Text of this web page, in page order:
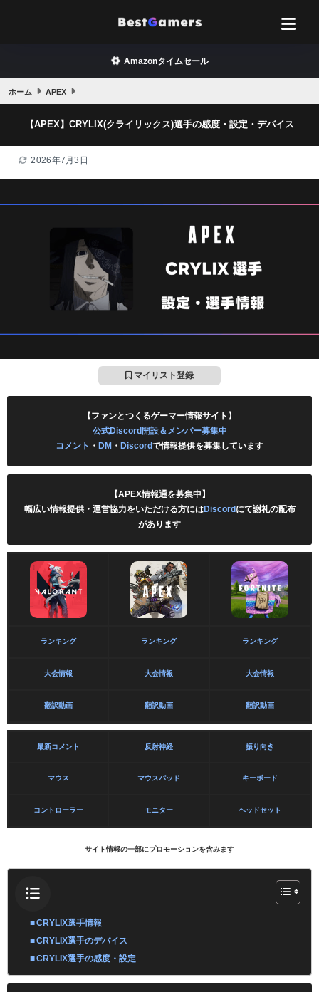
Amazonタイムセール
ホーム APEX
【APEX】CRYLIX(クライリックス)選手の感度・設定・デバイス
2026年7月3日
マイリスト登録
【ファンとつくるゲーマー情報サイト】
公式Discord開設＆メンバー募集中
コメント ・ DM ・ Discordで情報提供を募集しています
【APEX情報通を募集中】
幅広い情報提供・運営協力をいただける方にはDiscordにて謝礼の配布
があります
ランキング ランキング ランキング
大会情報 大会情報 大会情報
翻訳動画 翻訳動画 翻訳動画
最新コメント 反射神経 振り向き
マウス マウスパッド キーボード
コントローラー モニター ヘッドセット
サイト情報の一部にプロモーションを含みます
CRYLIX選手情報
CRYLIX選手のデバイス
CRYLIX選手の感度・設定